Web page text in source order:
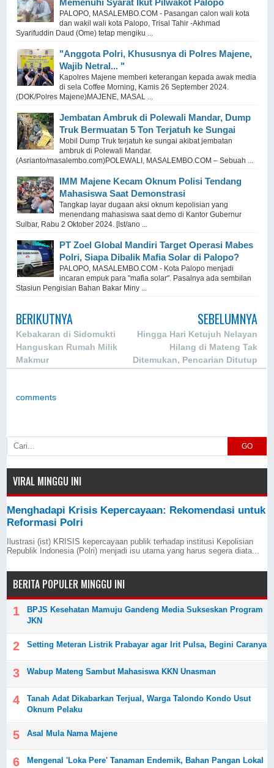
Memenuhi Syarat Ikut Pilwakot Palopo
PALOPO, MASALEMBO.COM - Pasangan calon wali kota
dan wakil wali kota Palopo, Trisal Tahir -Akhmad
Syarifuddin Daud (Ome) tetap mengiku ...
"Anggota Polri, Khususnya di Polres Majene,
Wajib Netral... "
Kapolres Majene memberi keterangan kepada awak media
di sela Coffee Morning, Kamis 26 September 2024.
(DOK/Polres Majene)MAJENE, MASAL ...
Jembatan Ambruk di Polewali Mandar, Dump
Truk Bermuatan 5 Ton Terjatuh ke Sungai
Mobil Dump Truk terjatuh ke sungai akibat jembatan
ambruk di Polewali Mandar.
(Asrianto/masalembo.com)POLEWALI, MASALEMBO.COM – Sebuah ...
IMM Majene Kecam Oknum Polisi Tendang
Mahasiswa Saat Demonstrasi
Tangkap layar dugaan aksi oknum kepolisian yang
menendang mahasiswa saat demo di Kantor Gubernur
Sulbar, Rabu 2 Oktober 2024. [Ist/ano ...
PT Zoel Global Mandiri Target Operasi Mabes
Polri, Siapa Dibalik Mafia Solar di Palopo?
PALOPO, MASALEMBO.COM - Kota Palopo menjadi
incaran empuk para "mafia solar". Pasalnya ada sembilan
Stasiun Pengisian Bahan Bakar Miny ...
BERIKUTNYA
Kebakaran di Sidomukti
Hanguskan Rumah Milik
Makmur
SEBELUMNYA
Hingga Hari Ketujuh Nelayan
Hilang di Mateng Tak
Ditemukan, Pencarian Ditutup
comments
GO
VIRAL MINGGU INI
Menghadapi Krisis Kepercayaan: Rekomendasi untuk
Reformasi Polri
Ilustrasi (ist) KRISIS kepercayaan publik terhadap institusi Kepolisian
Republik Indonesia (Polri) menjadi isu utama yang harus segera diata...
BERITA POPULER MINGGU INI
BPJS Kesehatan Mamuju Gandeng Media Sukseskan Program
JKN
Setting Meteran Listrik Prabayar agar Irit Pulsa, Begini Caranya
Wabup Mateng Sambut Mahasiswa KKN Unasman
Tanah Adat Dikabarkan Terjual, Warga Talondo Kondo Usut
Oknum Pelaku
Asal Mula Nama Majene
Mengenal 'Loka Pere' Tanaman Endemik, Bahan Pangan Lokal